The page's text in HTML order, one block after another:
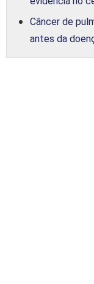
Câncer de
antes da